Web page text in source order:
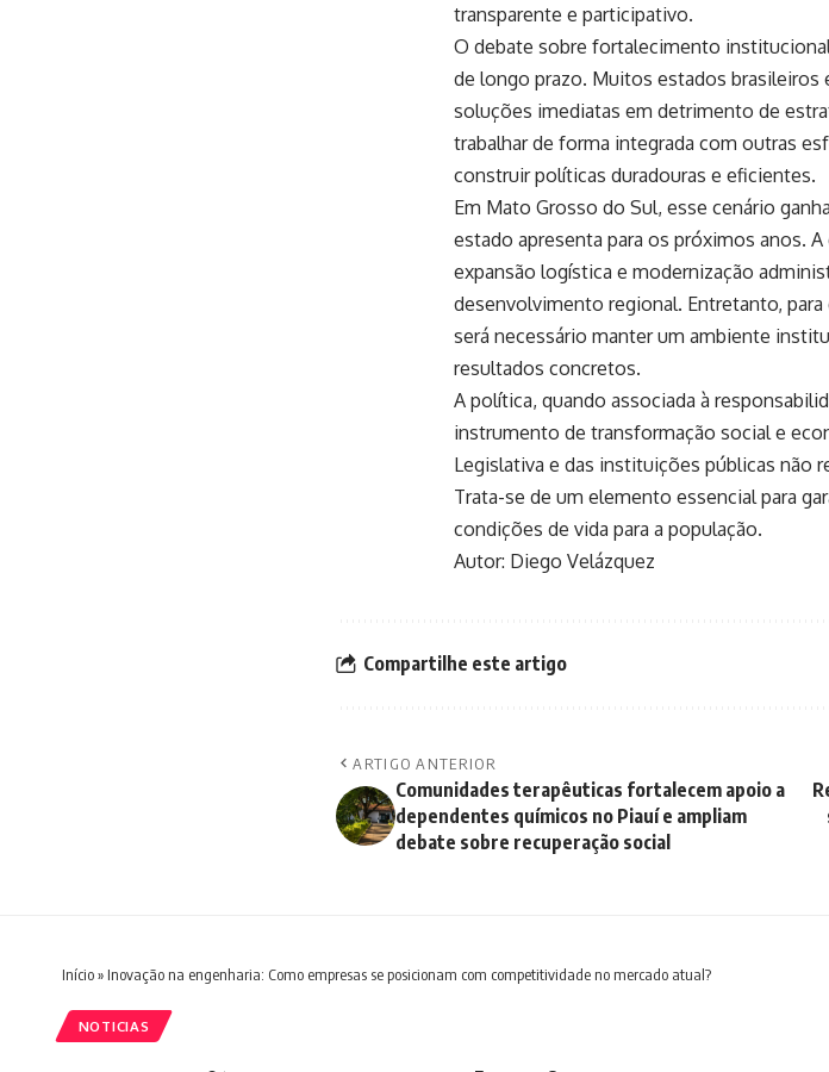
transparente e participativo.
O debate sobre fortalecimento
de longo prazo. Muitos estados
soluções imediatas em detrimento de
trabalhar de forma integrada com outras
construir políticas duradouras e eficientes.
Em Mato Grosso do Sul, esse cenário
estado apresenta para os próximos anos.
expansão logística e modernização
desenvolvimento regional. Entretanto,
será necessário manter um ambiente
resultados concretos.
A política, quando associada à
instrumento de transformação social e
Legislativa e das instituições públicas não
Trata-se de um elemento essencial para
condições de vida para a população.
Autor: Diego Velázquez
Compartilhe este artigo
ARTIGO ANTERIOR
Comunidades terapêuticas fortalecem apoio a
dependentes químicos no Piauí e ampliam
debate sobre recuperação social
Início» Inovação na engenharia: Como empresas se posicionam com competitividade no mercado atual?
NOTICIAS